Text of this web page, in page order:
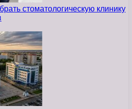
стоматологическую клинику